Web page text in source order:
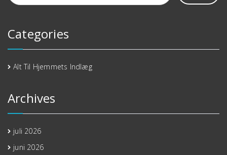
Categories
Alt Til Hjemmets Indlæg
Archives
juli 2026
juni 2026